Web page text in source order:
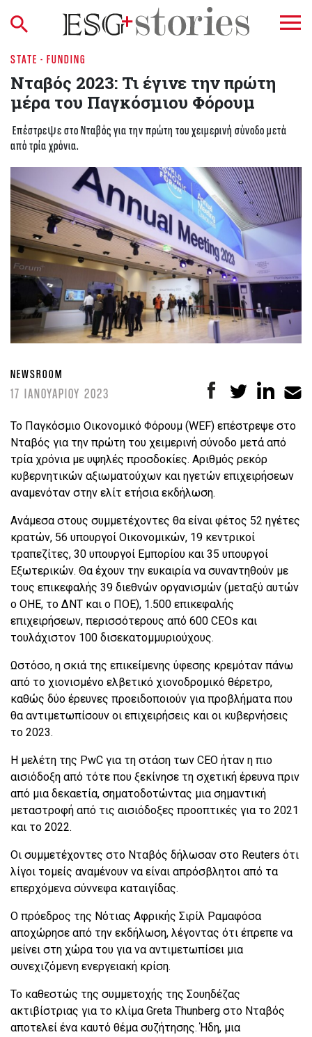
STATE - FUNDING
Νταβός 2023: Τι έγινε την πρώτη
μέρα του Παγκόσμιου Φόρουμ
Επέστρεψε στο Νταβός για την πρώτη του χειμερινή σύνοδο μετά
από τρία χρόνια.
NEWSROOM
17 ΙΑΝΟΥΑΡΙΟΥ 2023
Το Παγκόσμιο Οικονομικό Φόρουμ (WEF) επέστρεψε στο
Νταβός για την πρώτη του χειμερινή σύνοδο μετά από
τρία χρόνια με υψηλές προσδοκίες. Αριθμός ρεκόρ
κυβερνητικών αξιωματούχων και ηγετών επιχειρήσεων
αναμενόταν στην ελίτ ετήσια εκδήλωση.
Ανάμεσα στους συμμετέχοντες θα είναι φέτος 52 ηγέτες
κρατών, 56 υπουργοί Οικονομικών, 19 κεντρικοί
τραπεζίτες, 30 υπουργοί Εμπορίου και 35 υπουργοί
Εξωτερικών. Θα έχουν την ευκαιρία να συναντηθούν με
τους επικεφαλής 39 διεθνών οργανισμών (μεταξύ αυτών
ο ΟΗΕ, το ΔΝΤ και ο ΠΟΕ), 1.500 επικεφαλής
επιχειρήσεων, περισσότερους από 600 CEOs και
τουλάχιστον 100 δισεκατομμυριούχους.
Ωστόσο, η σκιά της επικείμενης ύφεσης κρεμόταν πάνω
από το χιονισμένο ελβετικό χιονοδρομικό θέρετρο,
καθώς δύο έρευνες προειδοποιούν για προβλήματα που
θα αντιμετωπίσουν οι επιχειρήσεις και οι κυβερνήσεις
το 2023.
Η μελέτη της PwC για τη στάση των CEO ήταν η πιο
αισιόδοξη από τότε που ξεκίνησε τη σχετική έρευνα πριν
από μια δεκαετία, σηματοδοτώντας μια σημαντική
μεταστροφή από τις αισιόδοξες προοπτικές για το 2021
και το 2022.
Οι συμμετέχοντες στο Νταβός δήλωσαν στο Reuters ότι
λίγοι τομείς αναμένουν να είναι απρόσβλητοι από τα
επερχόμενα σύννεφα καταιγίδας.
Ο πρόεδρος της Νότιας Αφρικής Σιρίλ Ραμαφόσα
αποχώρησε από την εκδήλωση, λέγοντας ότι έπρεπε να
μείνει στη χώρα του για να αντιμετωπίσει μια
συνεχιζόμενη ενεργειακή κρίση.
Το καθεστώς της συμμετοχής της Σουηδέζας
ακτιβίστριας για το κλίμα Greta Thunberg στο Νταβός
αποτελεί ένα καυτό θέμα συζήτησης. Ήδη, μια